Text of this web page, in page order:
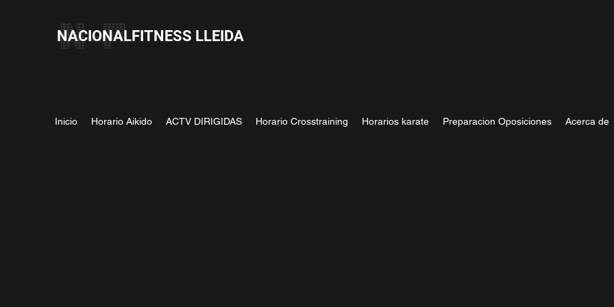
NACIONALFITNESS LLEIDA
Inicio Horario Aikido ACTV DIRIGIDAS Horario Crosstraining Horarios karate Preparacion Oposiciones Acerca de